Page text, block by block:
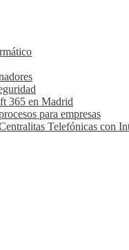
365 en Madrid
para empresas
Telefónicas con